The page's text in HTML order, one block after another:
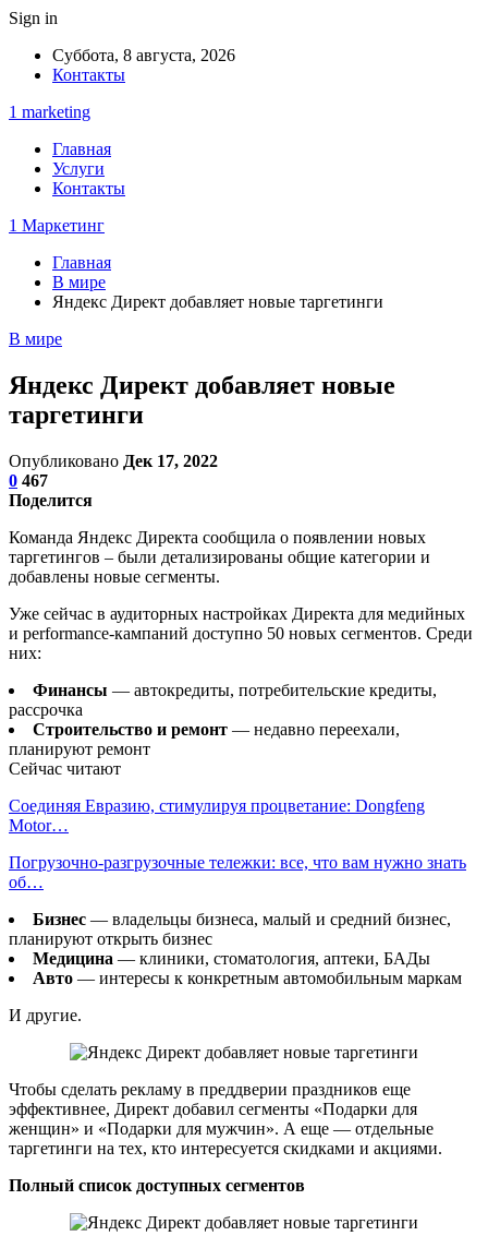
Sign in
Суббота, 8 августа, 2026
Контакты
1 marketing
Главная
Услуги
Контакты
1 Маркетинг
Главная
В мире
Яндекс Директ добавляет новые таргетинги
В мире
Яндекс Директ добавляет новые
таргетинги
Опубликовано Дек 17, 2022
0 467
Поделится
Команда Яндекс Директа сообщила о появлении новых
таргетингов – были детализированы общие категории и
добавлены новые сегменты.
Уже сейчас в аудиторных настройках Директа для медийных
и performance-кампаний доступно 50 новых сегментов. Среди
них:
Финансы — автокредиты, потребительские кредиты,
рассрочка
Строительство и ремонт — недавно переехали,
планируют ремонт
Сейчас читают
Соединяя Евразию, стимулируя процветание: Dongfeng
Motor…
Погрузочно-разгрузочные тележки: все, что вам нужно знать
об…
Бизнес — владельцы бизнеса, малый и средний бизнес,
планируют открыть бизнес
Медицина — клиники, стоматология, аптеки, БАДы
Авто — интересы к конкретным автомобильным маркам
И другие.
Чтобы сделать рекламу в преддверии праздников еще
эффективнее, Директ добавил сегменты «Подарки для
женщин» и «Подарки для мужчин». А еще — отдельные
таргетинги на тех, кто интересуется скидками и акциями.
Полный список доступных сегментов